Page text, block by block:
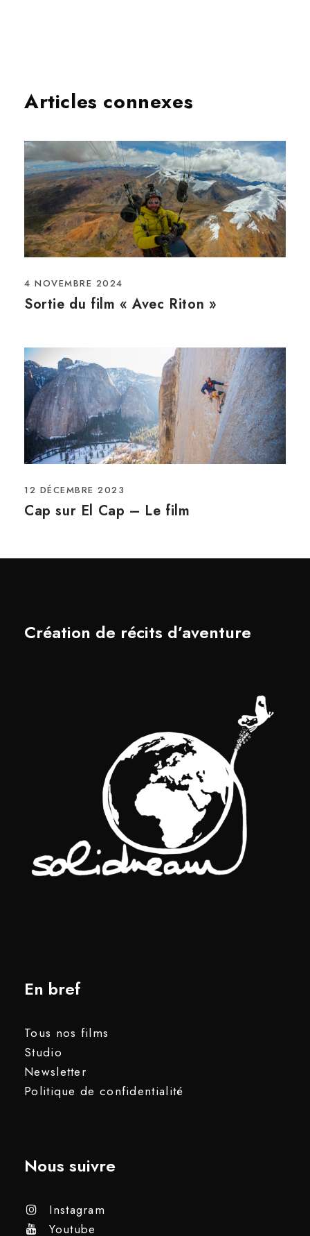
Articles connexes
4 NOVEMBRE 2024
Sortie du film « Avec Riton »
12 DÉCEMBRE 2023
Cap sur El Cap – Le film
Création de récits d’aventure
En bref
Tous nos films
Studio
Newsletter
Politique de confidentialité
Nous suivre
Instagram
Youtube